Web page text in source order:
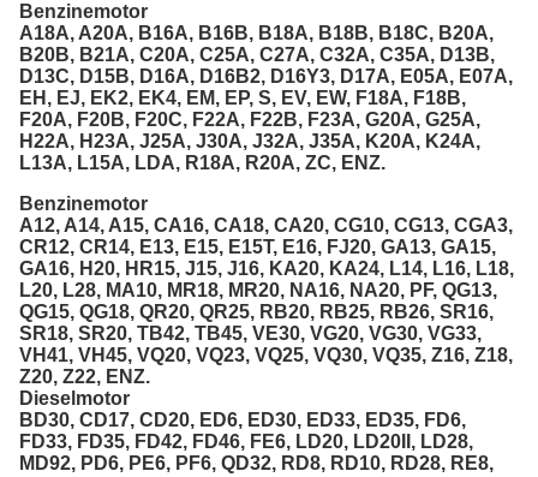
Benzinemotor
A18A, A20A, B16A, B16B, B18A, B18B, B18C, B20A,
B20B, B21A, C20A, C25A, C27A, C32A, C35A, D13B,
D13C, D15B, D16A, D16B2, D16Y3, D17A, E05A, E07A,
EH, EJ, EK2, EK4, EM, EP, S, EV, EW, F18A, F18B,
F20A, F20B, F20C, F22A, F22B, F23A, G20A, G25A,
H22A, H23A, J25A, J30A, J32A, J35A, K20A, K24A,
L13A, L15A, LDA, R18A, R20A, ZC, ENZ.
Benzinemotor
A12, A14, A15, CA16, CA18, CA20, CG10, CG13, CGA3,
CR12, CR14, E13, E15, E15T, E16, FJ20, GA13, GA15,
GA16, H20, HR15, J15, J16, KA20, KA24, L14, L16, L18,
L20, L28, MA10, MR18, MR20, NA16, NA20, PF, QG13,
QG15, QG18, QR20, QR25, RB20, RB25, RB26, SR16,
SR18, SR20, TB42, TB45, VE30, VG20, VG30, VG33,
VH41, VH45, VQ20, VQ23, VQ25, VQ30, VQ35, Z16, Z18,
Z20, Z22, ENZ.
Dieselmotor
BD30, CD17, CD20, ED6, ED30, ED33, ED35, FD6,
FD33, FD35, FD42, FD46, FE6, LD20, LD20II, LD28,
MD92, PD6, PE6, PF6, QD32, RD8, RD10, RD28, RE8,